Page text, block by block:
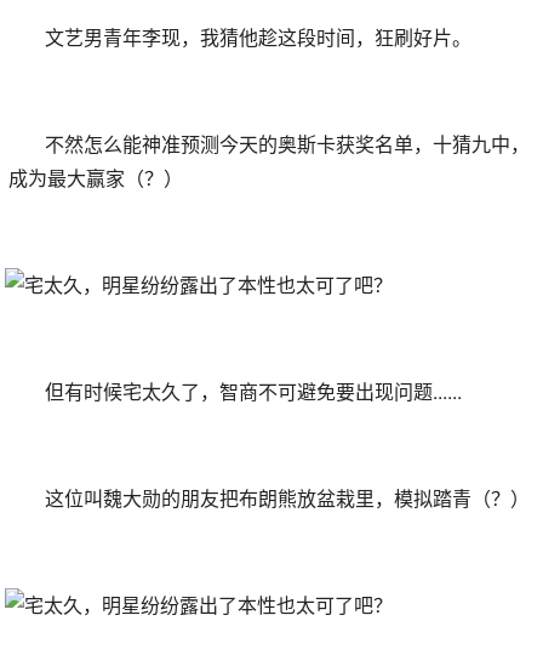
文艺男青年李现，我猜他趁这段时间，狂刷好片。
不然怎么能神准预测今天的奥斯卡获奖名单，十猜九中，
成为最大赢家（？）
但有时候宅太久了，智商不可避免要出现问题......
这位叫魏大勋的朋友把布朗熊放盆栽里，模拟踏青（？）